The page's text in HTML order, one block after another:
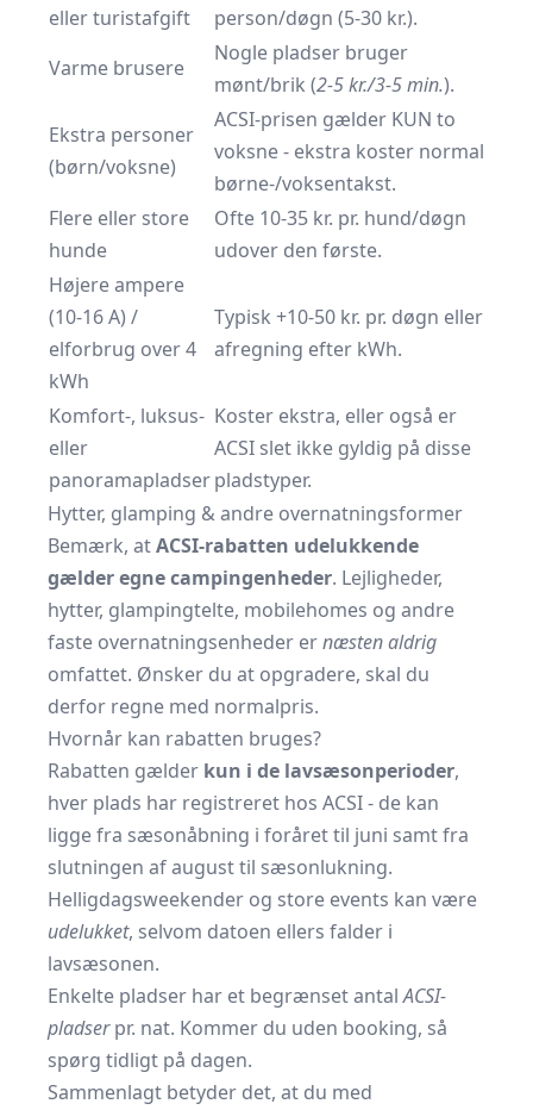
eller turistafgift
person/døgn (5-30 kr.).
Varme brusere
Nogle pladser bruger
mønt/brik (2-5 kr./3-5 min.).
Ekstra personer
(børn/voksne)
ACSI-prisen gælder KUN to
voksne - ekstra koster normal
børne-/voksen­takst.
Flere eller store
hunde
Ofte 10-35 kr. pr. hund/døgn
udover den første.
Højere ampere
(10-16 A) /
elforbrug over 4
kWh
Typisk +10-50 kr. pr. døgn eller
afregning efter kWh.
Komfort-, luksus-
eller
panoramapladser
Koster ekstra, eller også er
ACSI slet ikke gyldig på disse
pladstyper.
Hytter, glamping & andre overnatningsformer
Bemærk, atACSI-rabatten udelukkende
gælder egne camping­enheder. Lejligheder,
hytter, glamping­telte, mobilehomes og andre
faste overnatnings­enheder ernæsten aldrig
omfattet. Ønsker du at opgradere, skal du
derfor regne med normal­pris.
Hvornår kan rabatten bruges?
Rabatten gælder kun i de lavsæson­perioder,
hver plads har registreret hos ACSI - de kan
ligge fra sæson­åbning i foråret til juni samt fra
slutningen af august til sæson­lukning.
Helligdags­weekender og store events kan være
udelukket, selvom datoen ellers falder i
lavsæsonen.
Enkelte pladser har et begrænset antalACSI-
pladserpr. nat. Kommer du uden booking, så
spørg tidligt på dagen.
Sammenlagt betyder det, at du med